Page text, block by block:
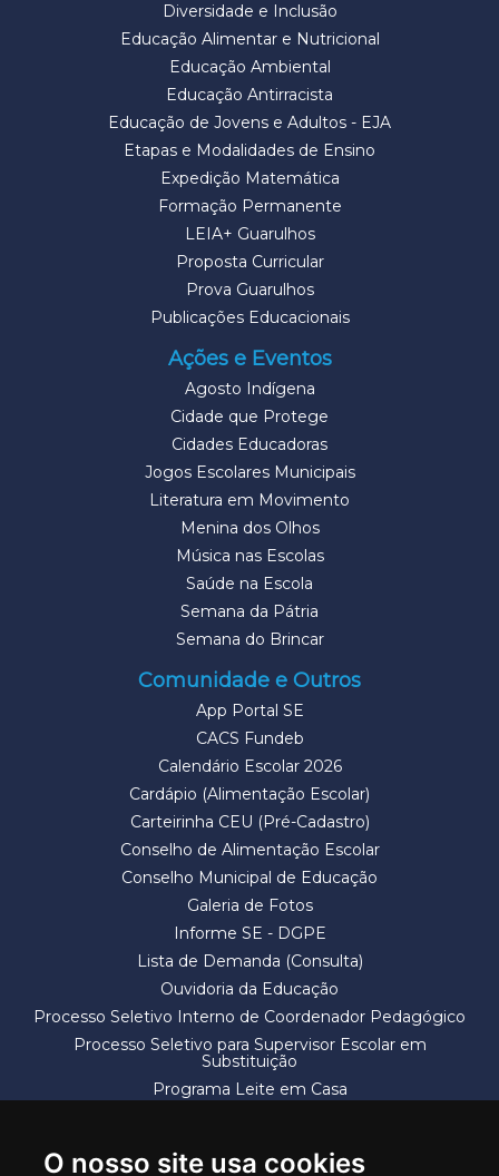
O nosso site usa cookies
Diversidade e Inclusão
Educação Alimentar e Nutricional
Educação Ambiental
Educação Antirracista
Educação de Jovens e Adultos - EJA
Etapas e Modalidades de Ensino
Expedição Matemática
Formação Permanente
LEIA+ Guarulhos
Proposta Curricular
Prova Guarulhos
Publicações Educacionais
Ações e Eventos
Agosto Indígena
Cidade que Protege
Cidades Educadoras
Jogos Escolares Municipais
Literatura em Movimento
Menina dos Olhos
Música nas Escolas
Saúde na Escola
Semana da Pátria
Semana do Brincar
Comunidade e Outros
App Portal SE
CACS Fundeb
Calendário Escolar 2026
Cardápio (Alimentação Escolar)
Carteirinha CEU (Pré-Cadastro)
Conselho de Alimentação Escolar
Conselho Municipal de Educação
Galeria de Fotos
Informe SE - DGPE
Lista de Demanda (Consulta)
Ouvidoria da Educação
Processo Seletivo Interno de Coordenador Pedagógico
Processo Seletivo para Supervisor Escolar em
Substituição
Programa Leite em Casa